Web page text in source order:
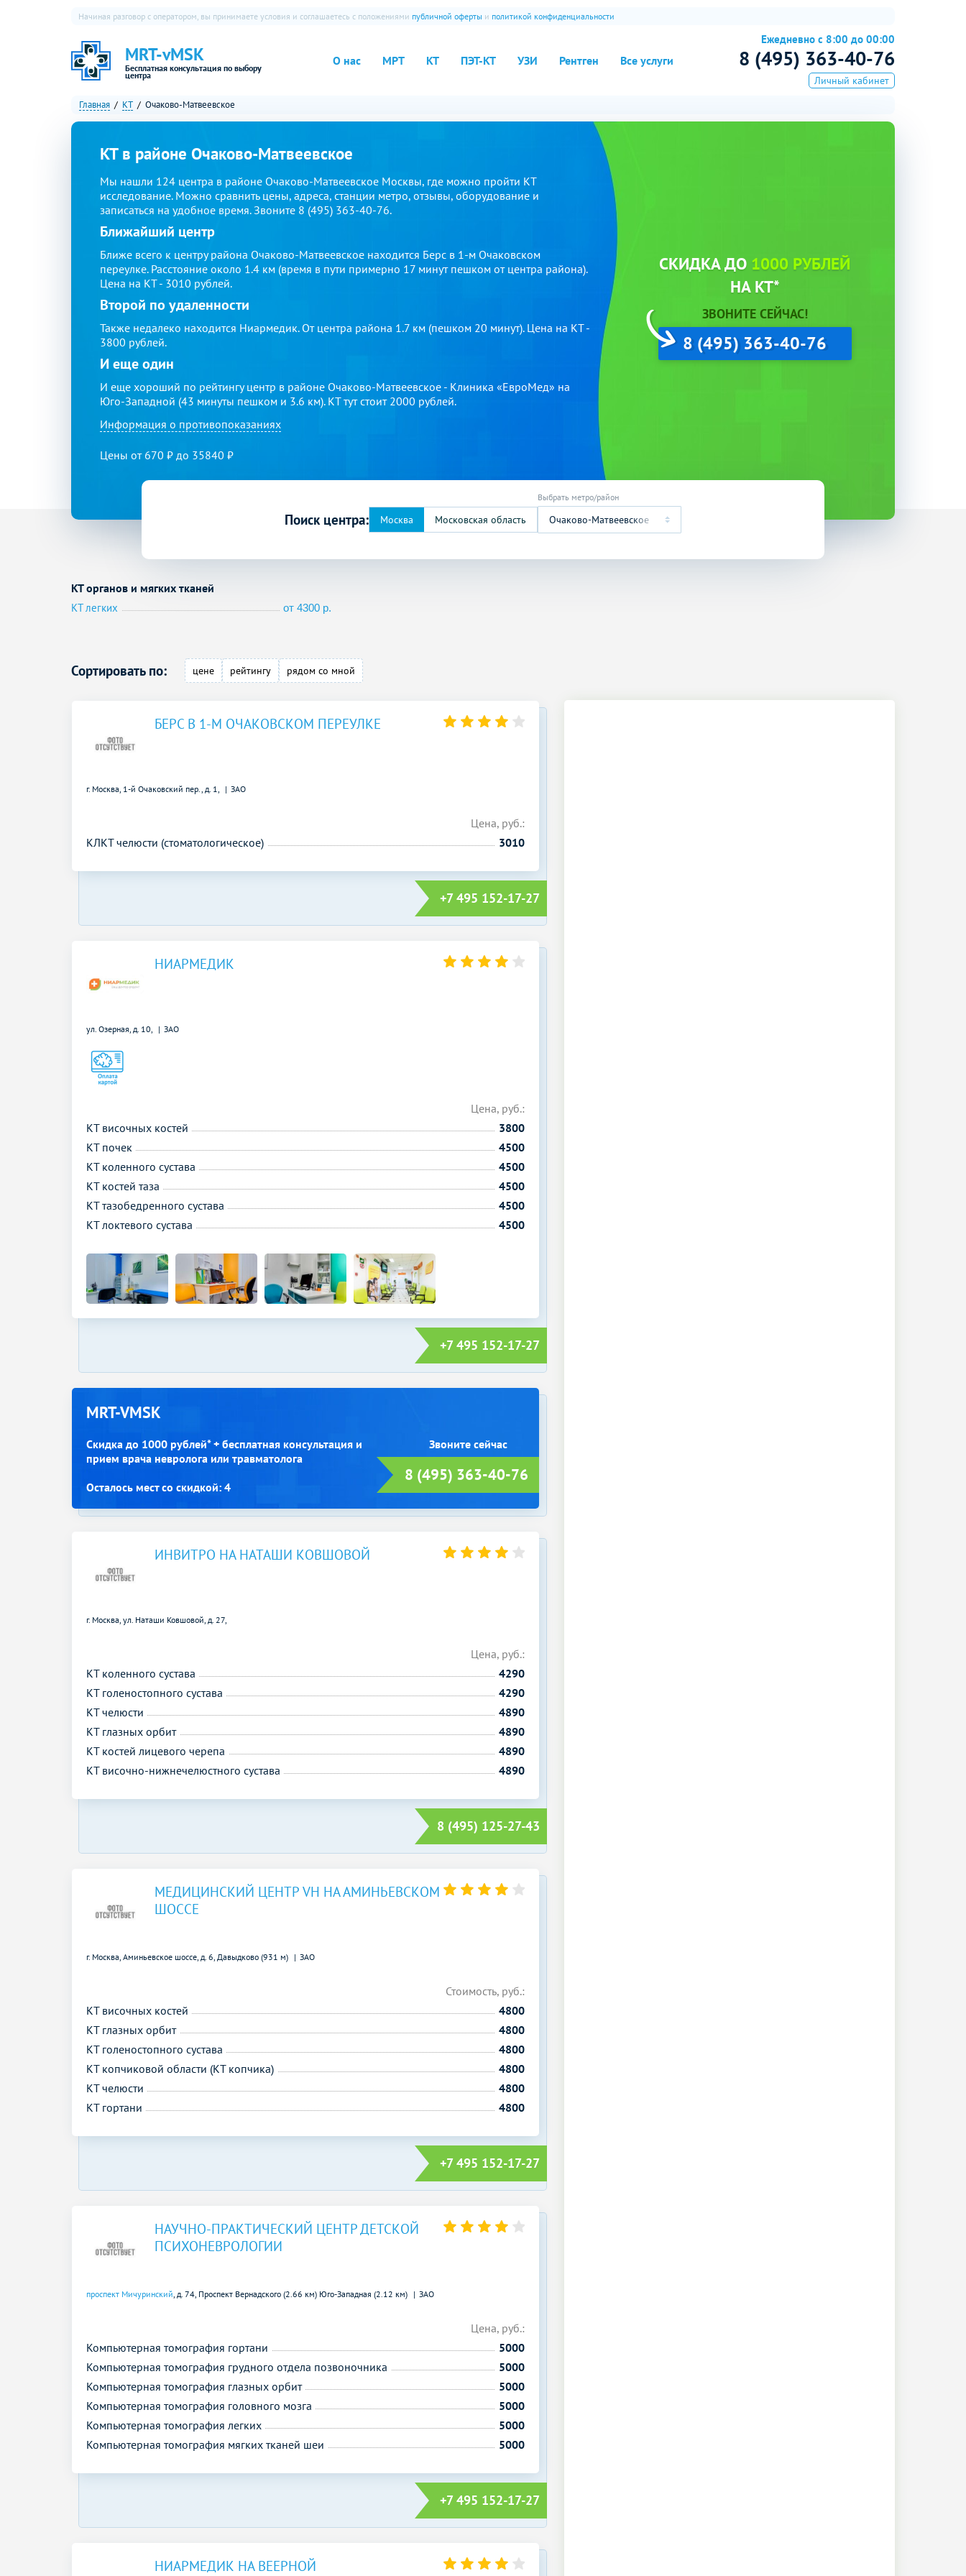
MRT-vMSK
Бесплатная консультация по выбору
центра
О нас МРТ КТ ПЭТ-КТ УЗИ Рентген Все услуги
Начиная разговор с оператором, вы принимаете условия и соглашаетесь с положениями публичной оферты и политикой конфиденциальности
Ежедневно с 8:00 до 00:00
8 (495) 363-40-76
Личный кабинет
Главная КТ Очаково-Матвеевское
КТ в районе Очаково-Матвеевское
Мы нашли 124 центра в районе Очаково-Матвеевское Москвы, где можно пройти КТ
исследование. Можно сравнить цены, адреса, станции метро, отзывы, оборудование и
записаться на удобное время. Звоните 8 (495) 363-40-76.
Ближайший центр
Ближе всего к центру района Очаково-Матвеевское находится Берс в 1-м Очаковском
переулке. Расстояние около 1.4 км (время в пути примерно 17 минут пешком от центра района).
Цена на КТ - 3010 рублей.
Второй по удаленности
Также недалеко находится Ниармедик. От центра района 1.7 км (пешком 20 минут). Цена на КТ -
3800 рублей.
И еще один
И еще хороший по рейтингу центр в районе Очаково-Матвеевское - Клиника «ЕвроМед» на
Юго-Западной (43 минуты пешком и 3.6 км). КТ тут стоит 2000 рублей.
Информация о противопоказаниях
Цены от 670 ₽ до 35840 ₽
СКИДКА ДО 1000 РУБЛЕЙ
НА КТ*
ЗВОНИТЕ СЕЙЧАС!
8 (495) 363-40-76
Поиск центра: Очаково-Матвеевское
КТ органов и мягких тканей
КТ легких от 4300 р.
Сортировать по: цене рейтингу рядом со мной
БЕРС В 1-М ОЧАКОВСКОМ ПЕРЕУЛКЕ
г. Москва, 1-й Очаковский пер., д. 1, ЗАО
Цена, руб.:
КЛКТ челюсти (стоматологическое)
3010
+7 495 152-17-27
НИАРМЕДИК
ул. Озерная, д. 10, ЗАО
Цена, руб.:
КТ височных костей
3800
КТ почек
4500
КТ коленного сустава
4500
КТ костей таза
4500
КТ тазобедренного сустава
4500
КТ локтевого сустава
4500
+7 495 152-17-27
MRT-VMSK
Скидка до 1000 рублей* + бесплатная консультация и
прием врача невролога или травматолога
Осталось мест со скидкой: 4
8 (495) 363-40-76
ИНВИТРО НА НАТАШИ КОВШОВОЙ
г. Москва, ул. Наташи Ковшовой, д. 27,
Цена, руб.:
КТ коленного сустава
4290
КТ голеностопного сустава
4290
КТ челюсти
4890
КТ глазных орбит
4890
КТ костей лицевого черепа
4890
КТ височно-нижнечелюстного сустава
4890
8 (495) 125-27-43
МЕДИЦИНСКИЙ ЦЕНТР VH НА АМИНЬЕВСКОМ
ШОССЕ
г. Москва, Аминьевское шоссе, д. 6, Давыдково (931 м) ЗАО
Стоимость, руб.:
КТ височных костей
4800
КТ глазных орбит
4800
КТ голеностопного сустава
4800
КТ копчиковой области (КТ копчика)
4800
КТ челюсти
4800
КТ гортани
4800
+7 495 152-17-27
НАУЧНО-ПРАКТИЧЕСКИЙ ЦЕНТР ДЕТСКОЙ
ПСИХОНЕВРОЛОГИИ
проспект Мичуринский , д. 74, Проспект Вернадского (2.66 км) Юго-Западная (2.12 км) ЗАО
Цена, руб.:
Компьютерная томография гортани
5000
Компьютерная томография грудного отдела позвоночника
5000
Компьютерная томография глазных орбит
5000
Компьютерная томография головного мозга
5000
Компьютерная томография легких
5000
Компьютерная томография мягких тканей шеи
5000
+7 495 152-17-27
НИАРМЕДИК НА ВЕЕРНОЙ